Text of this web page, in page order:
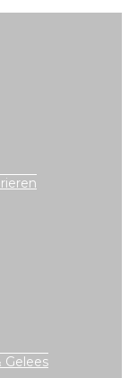
Gelees